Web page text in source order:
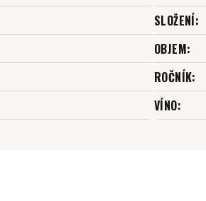
SLOŽENÍ:
OBJEM:
ROČNÍK:
VÍNO: